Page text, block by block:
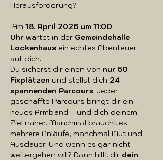
Herausforderung?
Am 18. April 2026 um 11:00
Uhr wartet in der Gemeindehalle
Lockenhaus ein echtes Abenteuer
auf dich.
Du sicherst dir einen von nur 50
Fixplätzen und stellst dich 24
spannenden Parcours. Jeder
geschaffte Parcours bringt dir ein
neues Armband – und dich deinem
Ziel näher. Manchmal braucht es
mehrere Anläufe, manchmal Mut und
Ausdauer. Und wenn es gar nicht
weitergehen will? Dann hilft dir dein